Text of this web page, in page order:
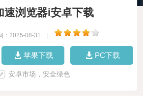
速浏览器i安卓下载
：2025-08-31
苹果下载 PC下载
安卓市场，安全绿色